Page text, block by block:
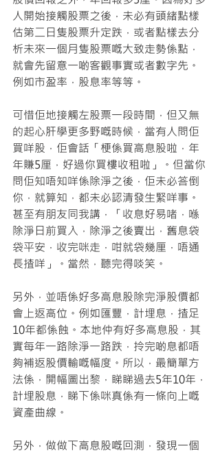
人開始接觸股票之後，未必有頭緒點樣
估第二日隻股票升定跌，或者點樣去分
析未來一個月隻股票嘅大致走勢係點，
就會先留意一啲客觀事實或者數字先。
例如市盈率，股息率等等。
可惜佢地接觸左股票一段時間，但又無
的起心肝學更多野嘅時候，當有人問佢
買咩股，佢會話「梗係買高息股啦，年
年賺5厘，好過你買樓收租啦」。但當你
問佢知唔知咩係除淨之後，佢未必答倒
你，就算知，都未必認清發生緊咩事。
甚至有朋友同我講，「收息好易啫，喺
除淨日前買入，除淨之後賣出，舊息袋
袋平安，收完咪走，咁就袋幾厘，唔通
長揸咩」。當然，聽完得啖笑。
另外，並唔係好多高息股除完淨股價都
會上返高位。例如匯豐，計埋息，揸足
10年都係蝕。本地仲有好多高息股，其
實每年一路除淨一路跌，拎完啲息都唔
夠補返股價輸嘅幅度。所以，最簡單方
法係，開幅圖出黎，睇睇過去5年10年，
計埋股息，睇下係咪真係有一條向上嘅
資產曲線。
另外，做做下高息股嘅回測，發現一個